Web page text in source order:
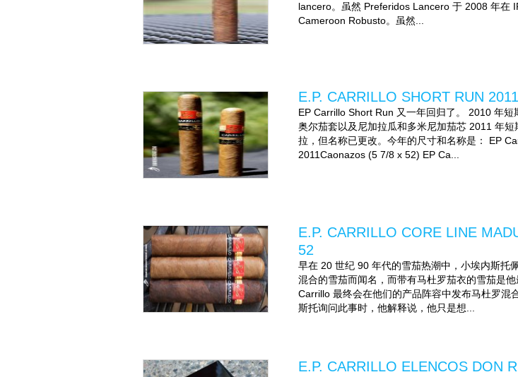
lancero。虽然 Preferidos Lancero 于 2008 年在
Cameroon Robusto。虽然...
E.P. CARRILLO SHORT RUN
EP Carrillo Short Run 又一年回归了。 2010 年
奥尔茄套以及尼加拉瓜和多米尼加茄芯 2011 年
拉，但名称已更改。今年的尺寸和名称是： EP
2011Caonazos (5 7/8 x 52) EP Ca...
E.P. CARRILLO CORE LINE
52
早在 20 世纪 90 年代的雪茄热潮中，小埃内斯托
混合的雪茄而闻名，而带有马杜罗茄衣的雪茄是
Carrillo 最终会在他们的产品阵容中发布马杜罗混
斯托询问此事时，他解释说，他只是想...
E.P. CARRILLO ELENCOS DON